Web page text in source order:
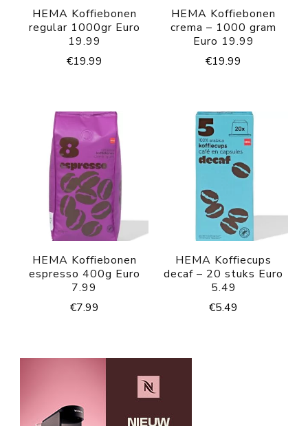
HEMA Koffiebonen
regular 1000gr Euro
19.99
€19.99
HEMA Koffiebonen
crema – 1000 gram
Euro 19.99
€19.99
HEMA Koffiebonen
espresso 400g Euro
7.99
€7.99
HEMA Koffiecups
decaf – 20 stuks Euro
5.49
€5.49